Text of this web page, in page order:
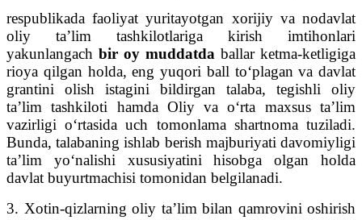
respublikada faoliyat yuritayotgan xorijiy va nodavlat
oliy ta’lim tashkilotlariga kirish imtihonlari
yakunlangach bir oy muddatda ballar ketma-ketligiga
rioya qilgan holda, eng yuqori ball to‘plagan va davlat
grantini olish istagini bildirgan talaba, tegishli oliy
ta’lim tashkiloti hamda Oliy va o‘rta maxsus ta’lim
vazirligi o‘rtasida uch tomonlama shartnoma tuziladi.
Bunda, talabaning ishlab berish majburiyati davomiyligi
ta’lim yo‘nalishi xususiyatini hisobga olgan holda
davlat buyurtmachisi tomonidan belgilanadi.
3. Xotin-qizlarning oliy ta’lim bilan qamrovini oshirish